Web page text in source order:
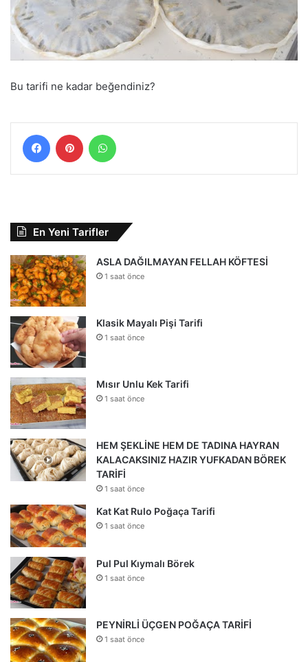
Bu tarifi ne kadar beğendiniz?
FacebookPinterest
En Yeni Tarifler
ASLA DAĞILMAYAN FELLAH KÖFTESİ
1 saat önce
Klasik Mayalı Pişi Tarifi
1 saat önce
Mısır Unlu Kek Tarifi
1 saat önce
HEM ŞEKLİNE HEM DE TADINA HAYRAN
KALACAKSINIZ HAZIR YUFKADAN BÖREK
TARİFİ
1 saat önce
Kat Kat Rulo Poğaça Tarifi
1 saat önce
Pul Pul Kıymalı Börek
1 saat önce
PEYNİRLİ ÜÇGEN POĞAÇA TARİFİ
1 saat önce